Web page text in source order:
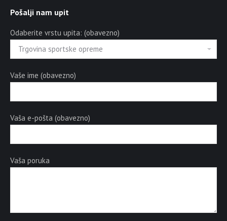
Pošalji nam upit
Odaberite vrstu upita: (obavezno)
Vaše ime (obavezno)
Vaša e-pošta (obavezno)
Vaša poruka